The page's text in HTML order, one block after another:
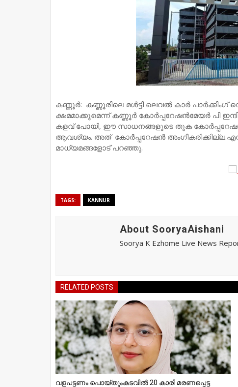
കണ്ണൂർ: കണ്ണൂരിലെ മൾട്ടി ലെവൽ കാർ
ക്ഷമമാക്കുമെന്ന് കണ്ണൂർ കോർപ്പറേഷൻമേയർ പി
കളവ് പോയി, ഈ സാധനങ്ങളുടെ തുക
ആവശ്യം. അത് കോർപ്പറേഷൻ
മാധ്യമങ്ങളോട് പറഞ്ഞു.
TAGS: KANNUR
About SooryaAishani
Soorya K Ezhome Live News
RELATED POSTS
വളപട്ടണം പൊയ്തുംകടവിൽ 20 കാരി മരണപ്പെട്ട